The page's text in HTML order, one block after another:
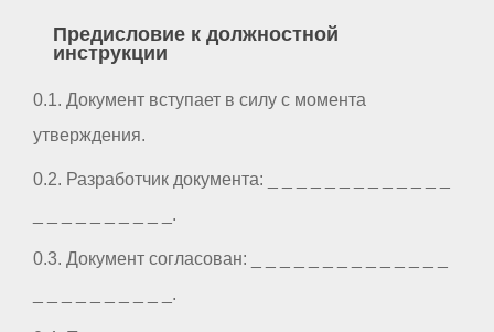
Предисловие к должностной
инструкции
0.1. Документ вступает в силу с момента
утверждения.
0.2. Разработчик документа: _ _ _ _ _ _ _ _ _ _ _ _ _
_ _ _ _ _ _ _ _ _ _.
0.3. Документ согласован: _ _ _ _ _ _ _ _ _ _ _ _ _ _
_ _ _ _ _ _ _ _ _ _.